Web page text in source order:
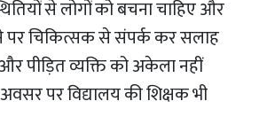
से लोगों को बचना चाहिए और
पर चिकित्सक से संपर्क कर सलाह
पीड़ित व्यक्ति को अकेला नहीं
पर विद्यालय की शिक्षक भी